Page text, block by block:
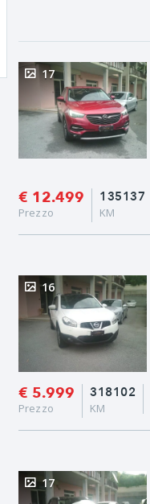
17
€ 12.499
Prezzo
135137
KM
16
€ 5.999
Prezzo
318102
KM
17